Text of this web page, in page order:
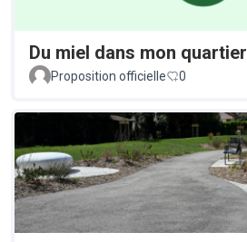
Du miel dans mon quartier
Proposition officielle
0